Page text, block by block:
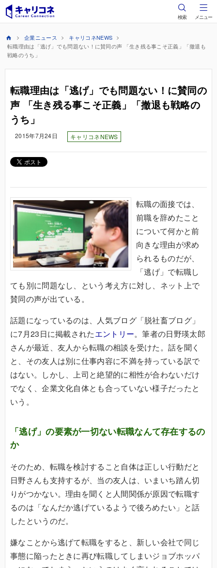
検索 メニュー
企業ニュース
キャリコネNEWS
転職理由は「逃げ」でも問題ない！に賛同の声 「生き残る事こそ正義」「撤退も
戦略のうち」
転職理由は「逃げ」でも問題ない！に賛同の
声 「生き残る事こそ正義」「撤退も戦略の
うち」
2015年7月24日 キャリコネNEWS
転職の面接では、
前職を辞めたこと
について何かと前
向きな理由が求め
られるものだが、
「逃げ」で転職し
ても別に問題なし、という考え方に対し、ネット上で
賛同の声が出ている。
話題になっているのは、人気ブログ「脱社畜ブログ」
に7月23日に掲載されたエントリー。筆者の日野瑛太郎
さんが最近、友人から転職の相談を受けた。話を聞く
と、その友人は別に仕事内容に不満を持っている訳で
はない。しかし、上司と絶望的に相性が合わないだけ
でなく、企業文化自体とも合っていない様子だったと
いう。
「逃げ」の要素が一切ない転職なんて存在するの
か
そのため、転職を検討すること自体は正しい行動だと
日野さんも支持するが、当の友人は、いまいち踏ん切
りがつかない。理由を聞くと人間関係が原因で転職す
るのは「なんだか逃げているようで後ろめたい」と話
したというのだ。
嫌なことから逃げて転職をすると、新しい会社で同じ
事態に陥ったときに再び転職してしまいジョブホッパ